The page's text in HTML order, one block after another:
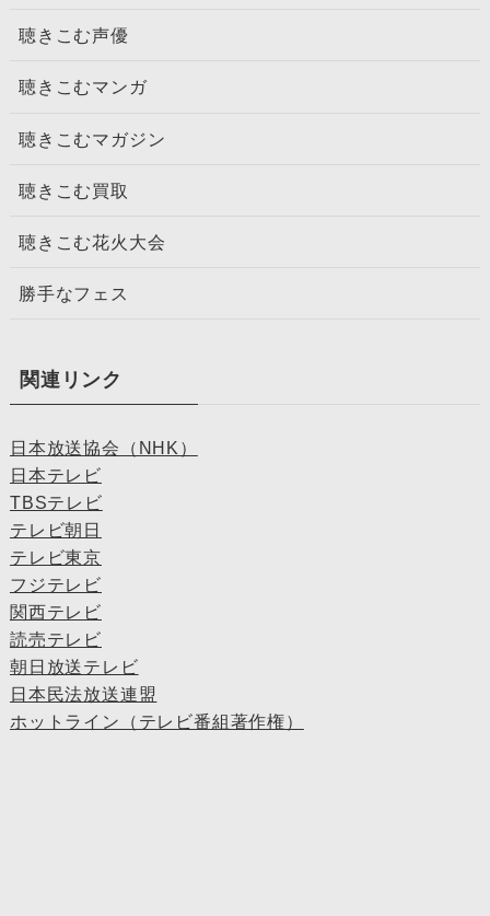
聴きこむ声優
聴きこむマンガ
聴きこむマガジン
聴きこむ買取
聴きこむ花火大会
勝手なフェス
関連リンク
日本放送協会（NHK）
日本テレビ
TBSテレビ
テレビ朝日
テレビ東京
フジテレビ
関西テレビ
読売テレビ
朝日放送テレビ
日本民法放送連盟
ホットライン（テレビ番組著作権）